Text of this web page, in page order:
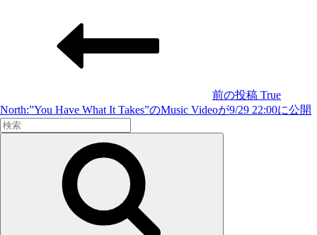
ー
シ
前の投稿 True
North:”You Have What It Takes”のMusic Videoが9/29 22:00に公開
検
索: